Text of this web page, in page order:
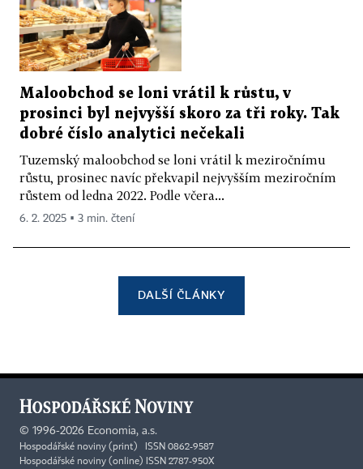
Maloobchod se loni vrátil k růstu, v
prosinci byl nejvyšší skoro za tři roky. Tak
dobré číslo analytici nečekali
Tuzemský maloobchod se loni vrátil k meziročnímu
růstu, prosinec navíc překvapil nejvyšším meziročním
růstem od ledna 2022. Podle včera...
6. 2. 2025 ▪ 3 min. čtení
DALŠÍ ČLÁNKY
© 1996-2026 Economia, a.s.
Hospodářské noviny (print) ISSN 0862-9587
Hospodářské noviny (online) ISSN 2787-950X